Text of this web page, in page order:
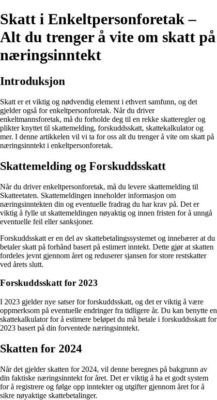
Skatt i Enkeltpersonforetak –
Alt du trenger å vite om skatt på
næringsinntekt
Introduksjon
Skatt er et viktig og nødvendig element i ethvert samfunn, og det
gjelder også for enkeltpersonforetak. Når du driver
enkeltmannsforetak, må du forholde deg til en rekke skatteregler og
plikter knyttet til skattemelding, forskuddsskatt, skattekalkulator og
mer. I denne artikkelen vil vi ta for oss alt du trenger å vite om skatt på
næringsinntekt i enkeltpersonforetak.
Skattemelding og Forskuddsskatt
Når du driver enkeltpersonforetak, må du levere skattemelding til
Skatteetaten. Skattemeldingen inneholder informasjon om
næringsinntekten din og eventuelle fradrag du har krav på. Det er
viktig å fylle ut skattemeldingen nøyaktig og innen fristen for å unngå
eventuelle feil eller sanksjoner.
Forskuddsskatt er en del av skattebetalingssystemet og innebærer at du
betaler skatt på forhånd basert på estimert inntekt. Dette gjør at skatten
fordeles jevnt gjennom året og reduserer sjansen for store restskatter
ved årets slutt.
Forskuddsskatt for 2023
I 2023 gjelder nye satser for forskuddsskatt, og det er viktig å være
oppmerksom på eventuelle endringer fra tidligere år. Du kan benytte en
skattekalkulator for å estimere beløpet du må betale i forskuddsskatt for
2023 basert på din forventede næringsinntekt.
Skatten for 2024
Når det gjelder skatten for 2024, vil denne beregnes på bakgrunn av
din faktiske næringsinntekt for året. Det er viktig å ha et godt system
for å registrere og følge opp inntekter og utgifter gjennom året for å
sikre nøyaktige skattebetalinger.